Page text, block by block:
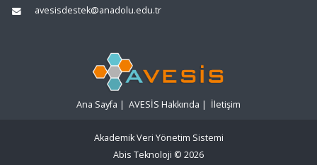
avesisdestek@anadolu.edu.tr
Ana Sayfa | AVESİS Hakkında | İletişim
Akademik Veri Yönetim Sistemi
Abis Teknoloji © 2026